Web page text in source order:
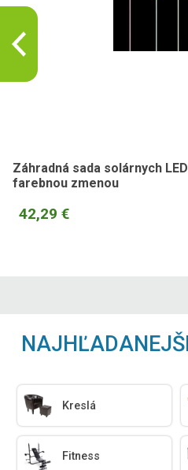
Záhradná sada solárnych
farebnou zmenou
42,29 €
Kreslá
Fitness